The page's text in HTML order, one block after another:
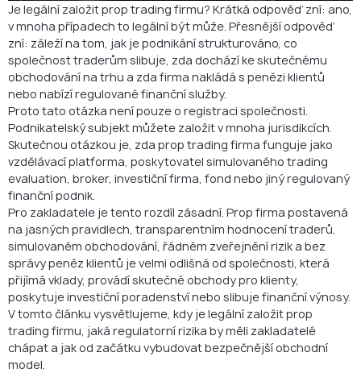
Je prop firma totéž co broker?
Je legální založit prop trading firmu s funded accounts?
Hlavní právní princip: neklamat tradery
Závěr: Můžete legálně založit prop firmu?
FAQ
Je legální založit prop trading firmu? Krátká odpověď zní: ano,
v mnoha případech to legální být může. Přesnější odpověď
zní: záleží na tom, jak je podnikání strukturováno, co
společnost traderům slibuje, zda dochází ke skutečnému
obchodování na trhu a zda firma nakládá s penězi klientů
nebo nabízí regulované finanční služby.
Proto tato otázka není pouze o registraci společnosti.
Podnikatelský subjekt můžete založit v mnoha jurisdikcích.
Skutečnou otázkou je, zda prop trading firma funguje jako
vzdělávací platforma, poskytovatel simulovaného trading
evaluation, broker, investiční firma, fond nebo jiný regulovaný
finanční podnik.
Pro zakladatele je tento rozdíl zásadní. Prop firma postavená
na jasných pravidlech, transparentním hodnocení traderů,
simulovaném obchodování, řádném zveřejnění rizik a bez
správy peněz klientů je velmi odlišná od společnosti, která
přijímá vklady, provádí skutečné obchody pro klienty,
poskytuje investiční poradenství nebo slibuje finanční výnosy.
V tomto článku vysvětlujeme, kdy je legální založit prop
trading firmu, jaká regulatorní rizika by měli zakladatelé
chápat a jak od začátku vybudovat bezpečnější obchodní
model.